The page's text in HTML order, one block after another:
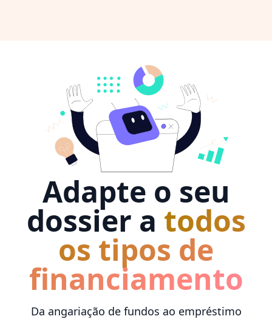
Adapte o seu
dossier a todos
os tipos de
financiamento
Da angariação de fundos ao empréstimo